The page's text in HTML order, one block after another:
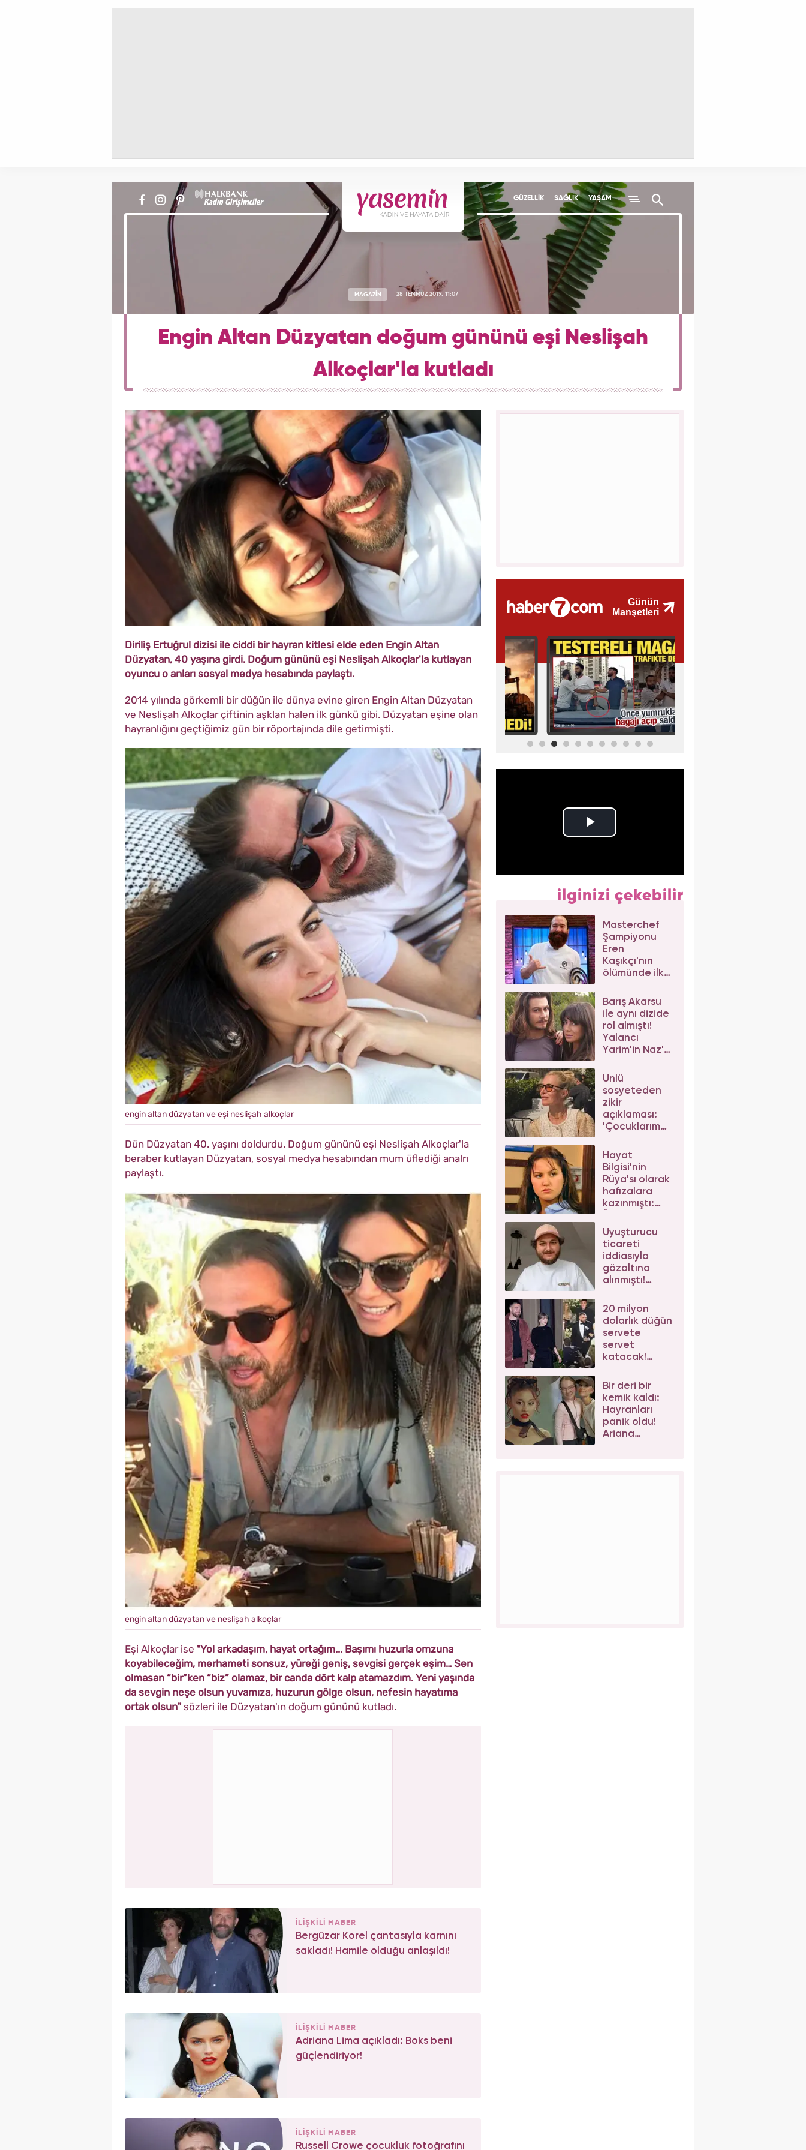
GÜZELLİK SAĞLIK YAŞAM
MAGAZİN 28 TEMMUZ 2019, 11:07
Engin Altan Düzyatan doğum gününü eşi Neslişah
Alkoçlar'la kutladı
Diriliş Ertuğrul dizisi ile ciddi bir hayran kitlesi elde eden Engin Altan
Düzyatan, 40 yaşına girdi. Doğum gününü eşi Neslişah Alkoçlar'la kutlayan
oyuncu o anları sosyal medya hesabında paylaştı.
2014 yılında görkemli bir düğün ile dünya evine giren Engin Altan Düzyatan
ve Neslişah Alkoçlar çiftinin aşkları halen ilk günkü gibi. Düzyatan eşine olan
hayranlığını geçtiğimiz gün bir röportajında dile getirmişti.
engin altan düzyatan ve eşi neslişah alkoçlar
Dün Düzyatan 40. yaşını doldurdu. Doğum gününü eşi Neslişah Alkoçlar'la
beraber kutlayan Düzyatan, sosyal medya hesabından mum üflediği analrı
paylaştı.
engin altan düzyatan ve neslişah alkoçlar
Eşi Alkoçlar ise "Yol arkadaşım, hayat ortağım... Başımı huzurla omzuna
koyabileceğim, merhameti sonsuz, yüreği geniş, sevgisi gerçek eşim… Sen
olmasan “bir”ken “biz” olamaz, bir canda dört kalp atamazdım. Yeni yaşında
da sevgin neşe olsun yuvamıza, huzurun gölge olsun, nefesin hayatıma
ortak olsun" sözleri ile Düzyatan'ın doğum gününü kutladı.
İLİŞKİLİ HABER
Bergüzar Korel çantasıyla karnını
sakladı! Hamile olduğu anlaşıldı!
İLİŞKİLİ HABER
Adriana Lima açıkladı: Boks beni
güçlendiriyor!
İLİŞKİLİ HABER
Russell Crowe çocukluk fotoğrafını
ilginizi çekebilir
Masterchef
Şampiyonu
Eren
Kaşıkçı'nın
ölümünde ilk
Ortağından
dikkat çeken
açıklama
Barış Akarsu
ile aynı dizide
rol almıştı!
Yalancı
Yarim'in Naz'ı
beğeni yağdı
Ünlü
sosyeteden
zikir
açıklaması:
'Çocuklarım
diyerek gelen
eleştirilere
yanıt verdi
Hayat
Bilgisi'nin
Rüya'sı olarak
hafızalara
kazınmıştı:
oyuncunun
değişimi şoke
etti
Uyuşturucu
ticareti
iddiasıyla
gözaltına
alınmıştı!
Tomay,
herkesten
helallik istedi
20 milyon
dolarlık düğün
servete
servet
katacak!
iş birlikleri peş
peşe geliyor
Bir deri bir
kemik kaldı:
Hayranları
panik oldu!
Ariana